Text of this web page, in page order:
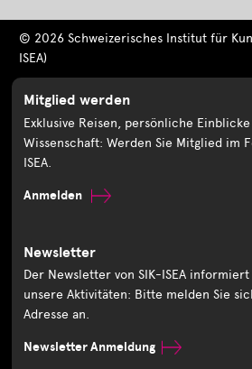
© 2026 Schweizerisches Institut für
ISEA)
Mitglied werden
Exklusive Reisen, persönliche
Wissenschaft: Werden Sie Mitglied im
ISEA.
Anmelden
Newsletter
Der Newsletter von SIK-ISEA
unsere Aktivitäten: Bitte melden Sie
Adresse an.
Newsletter Anmeldung